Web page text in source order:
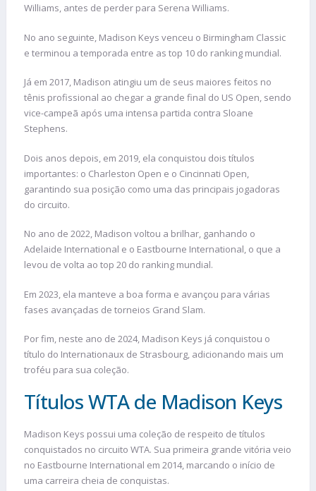
Williams, antes de perder para Serena Williams.
No ano seguinte, Madison Keys venceu o Birmingham Classic
e terminou a temporada entre as top 10 do ranking mundial.
Já em 2017, Madison atingiu um de seus maiores feitos no
tênis profissional ao chegar a grande final do US Open, sendo
vice-campeã após uma intensa partida contra Sloane
Stephens.
Dois anos depois, em 2019, ela conquistou dois títulos
importantes: o Charleston Open e o Cincinnati Open,
garantindo sua posição como uma das principais jogadoras
do circuito.
No ano de 2022, Madison voltou a brilhar, ganhando o
Adelaide International e o Eastbourne International, o que a
levou de volta ao top 20 do ranking mundial.
Em 2023, ela manteve a boa forma e avançou para várias
fases avançadas de torneios Grand Slam.
Por fim, neste ano de 2024, Madison Keys já conquistou o
título do Internationaux de Strasbourg, adicionando mais um
troféu para sua coleção.
Títulos WTA de Madison Keys
Madison Keys possui uma coleção de respeito de títulos
conquistados no circuito WTA. Sua primeira grande vitória veio
no Eastbourne International em 2014, marcando o início de
uma carreira cheia de conquistas.